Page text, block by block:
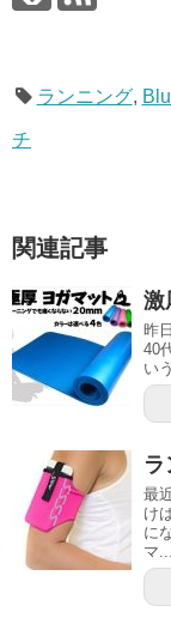
ランニング,
チ
関連記事
激
昨
40
い
最
け
に
マ...